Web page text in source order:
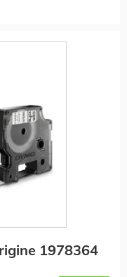
1978364